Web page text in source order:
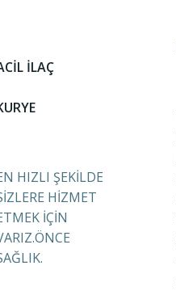
İLAÇ
HIZLI ŞEKİLDE
HİZMET
İÇİN